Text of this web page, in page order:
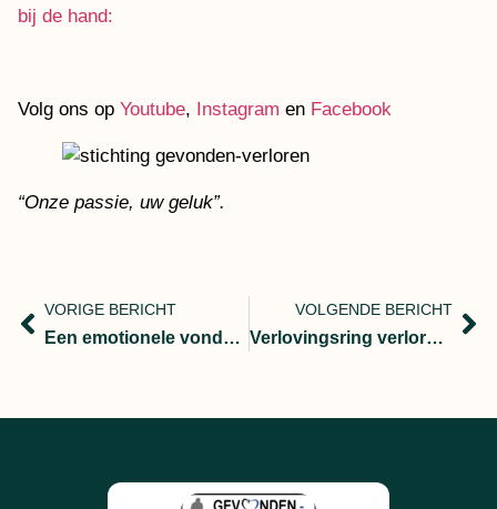
bij de hand:
Volg ons op Youtube, Instagram en Facebook
“Onze passie, uw geluk”.
VORIGE BERICHT
Een emotionele vondst en zoektocht “onze passie uw geluk”
VOLGENDE BERICHT
Verlovingsring verloren in de tuin België